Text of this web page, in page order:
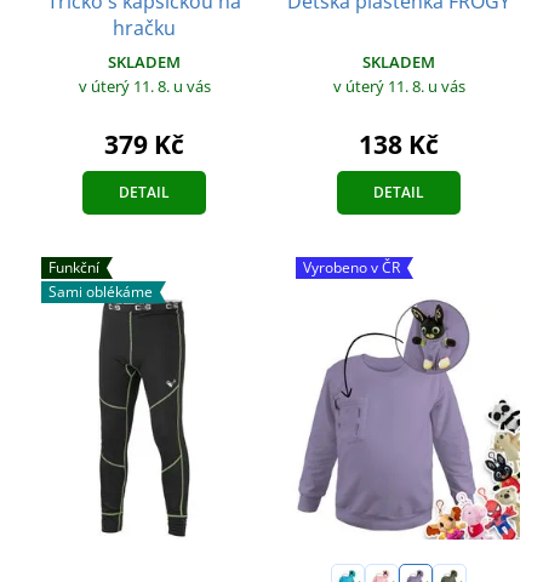
hračku
SKLADEM
v úterý 11. 8. u vás
379 Kč
DETAIL
SKLADEM
v úterý 11. 8. u vás
138 Kč
DETAIL
Funkční
Sami oblékáme
Vyrobeno v ČR